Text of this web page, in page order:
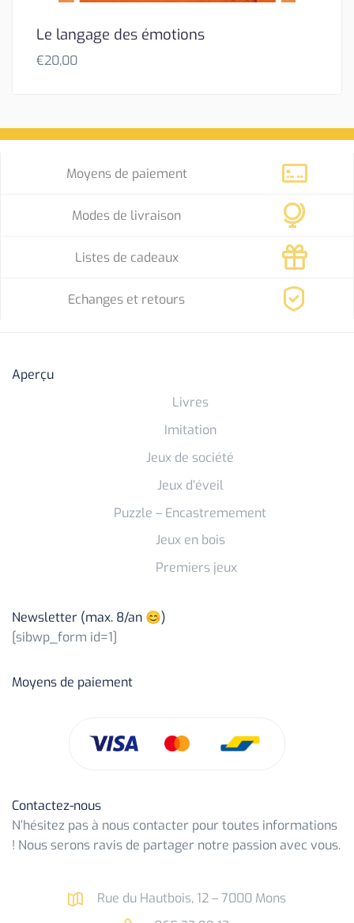
Le langage des émotions
€20,00
Moyens de paiement
Modes de livraison
Listes de cadeaux
Echanges et retours
Aperçu
Livres
Imitation
Jeux de société
Jeux d’éveil
Puzzle – Encastremement
Jeux en bois
Premiers jeux
Newsletter (max. 8/an 😊)
[sibwp_form id=1]
Moyens de paiement
Contactez-nous
N’hésitez pas à nous contacter pour toutes informations
! Nous serons ravis de partager notre passion avec vous.
Rue du Hautbois, 12 – 7000 Mons